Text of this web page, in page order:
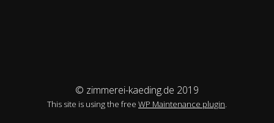
© zimmerei-kaeding.de 2019
This site is using the free WP Maintenance plugin.